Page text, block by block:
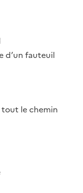
d’un fauteuil
tout le chemin